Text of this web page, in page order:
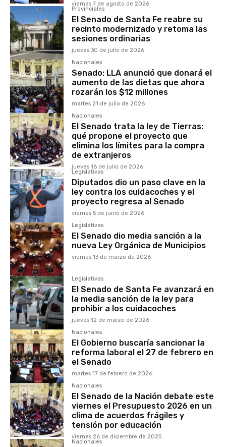
viernes 7 de agosto de 2026
Provinciales
El Senado de Santa Fe reabre su
recinto modernizado y retoma las
sesiones ordinarias
jueves 30 de julio de 2026
Nacionales
Senado: LLA anunció que donará el
aumento de las dietas que ahora
rozarán los $12 millones
martes 21 de julio de 2026
Nacionales
El Senado trata la ley de Tierras:
qué propone el proyecto que
elimina los límites para la compra
de extranjeros
jueves 16 de julio de 2026
Legislativas
Diputados dio un paso clave en la
ley contra los cuidacoches y el
proyecto regresa al Senado
viernes 5 de junio de 2026
Legislativas
El Senado dio media sanción a la
nueva Ley Orgánica de Municipios
viernes 13 de marzo de 2026
Legislativas
El Senado de Santa Fe avanzará en
la media sanción de la ley para
prohibir a los cuidacoches
jueves 12 de marzo de 2026
Nacionales
El Gobierno buscaría sancionar la
reforma laboral el 27 de febrero en
el Senado
martes 17 de febrero de 2026
Nacionales
El Senado de la Nación debate este
viernes el Presupuesto 2026 en un
clima de acuerdos frágiles y
tensión por educación
viernes 26 de diciembre de 2025
Nacionales